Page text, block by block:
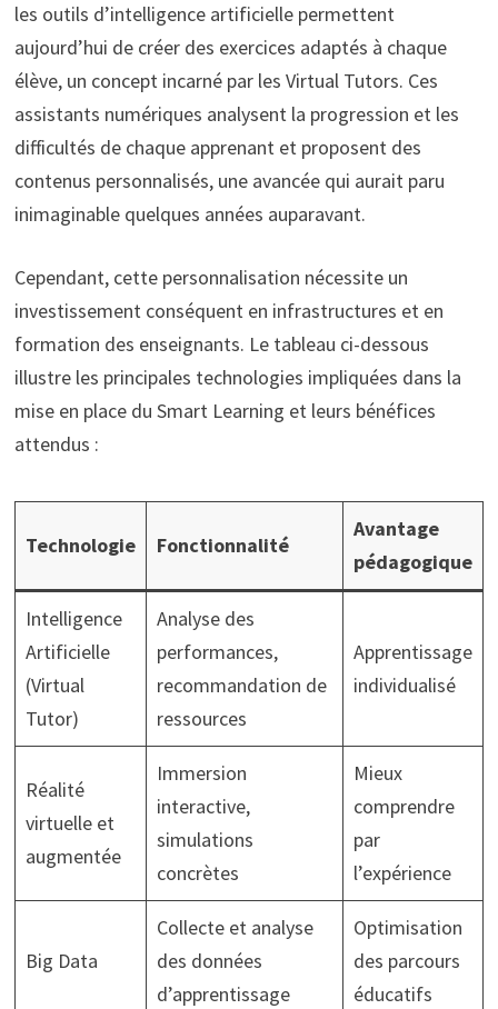
les outils d’intelligence artificielle permettent
aujourd’hui de créer des exercices adaptés à chaque
élève, un concept incarné par les Virtual Tutors. Ces
assistants numériques analysent la progression et les
difficultés de chaque apprenant et proposent des
contenus personnalisés, une avancée qui aurait paru
inimaginable quelques années auparavant.
Cependant, cette personnalisation nécessite un
investissement conséquent en infrastructures et en
formation des enseignants. Le tableau ci-dessous
illustre les principales technologies impliquées dans la
mise en place du Smart Learning et leurs bénéfices
attendus :
Technologie Fonctionnalité
Avantage
pédagogique
Intelligence
Artificielle
(Virtual
Tutor)
Analyse des
performances,
recommandation de
ressources
Apprentissage
individualisé
Réalité
virtuelle et
augmentée
Immersion
interactive,
simulations
concrètes
Mieux
comprendre
par
l’expérience
Big Data
Collecte et analyse
des données
d’apprentissage
Optimisation
des parcours
éducatifs